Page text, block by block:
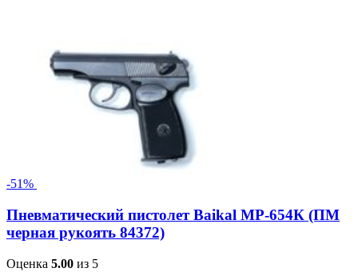
-51%
Пневматический пистолет Baikal МР-654К (ПМ
черная рукоять 84372)
Оценка 5.00 из 5